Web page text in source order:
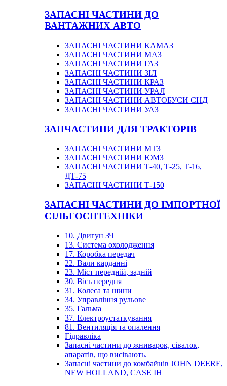
ЗАПАСНІ ЧАСТИНИ ДО
ВАНТАЖНИХ АВТО
ЗАПАСНІ ЧАСТИНИ КАМАЗ
ЗАПАСНІ ЧАСТИНИ МАЗ
ЗАПАСНІ ЧАСТИНИ ГАЗ
ЗАПАСНІ ЧАСТИНИ ЗІЛ
ЗАПАСНІ ЧАСТИНИ КРАЗ
ЗАПАСНІ ЧАСТИНИ УРАЛ
ЗАПАСНІ ЧАСТИНИ АВТОБУСИ СНД
ЗАПАСНІ ЧАСТИНИ УАЗ
ЗАПЧАСТИНИ ДЛЯ ТРАКТОРІВ
ЗАПАСНІ ЧАСТИНИ МТЗ
ЗАПАСНІ ЧАСТИНИ ЮМЗ
ЗАПАСНІ ЧАСТИНИ Т-40, Т-25, Т-16,
ДТ-75
ЗАПАСНІ ЧАСТИНИ Т-150
ЗАПАСНІ ЧАСТИНИ ДО ІМПОРТНОЇ
СІЛЬГОСПТЕХНІКИ
10. Двигун ЗЧ
13. Система охолодження
17. Коробка передач
22. Вали карданні
23. Міст передній, задній
30. Вісь передня
31. Колеса та шини
34. Управління рульове
35. Гальма
37. Електроустаткування
81. Вентиляція та опалення
Гідравліка
Запасні частини до жниварок, сівалок,
апаратів, що висівають.
Запасні частини до комбайнів JOHN DEERE,
NEW HOLLAND, CASE IH